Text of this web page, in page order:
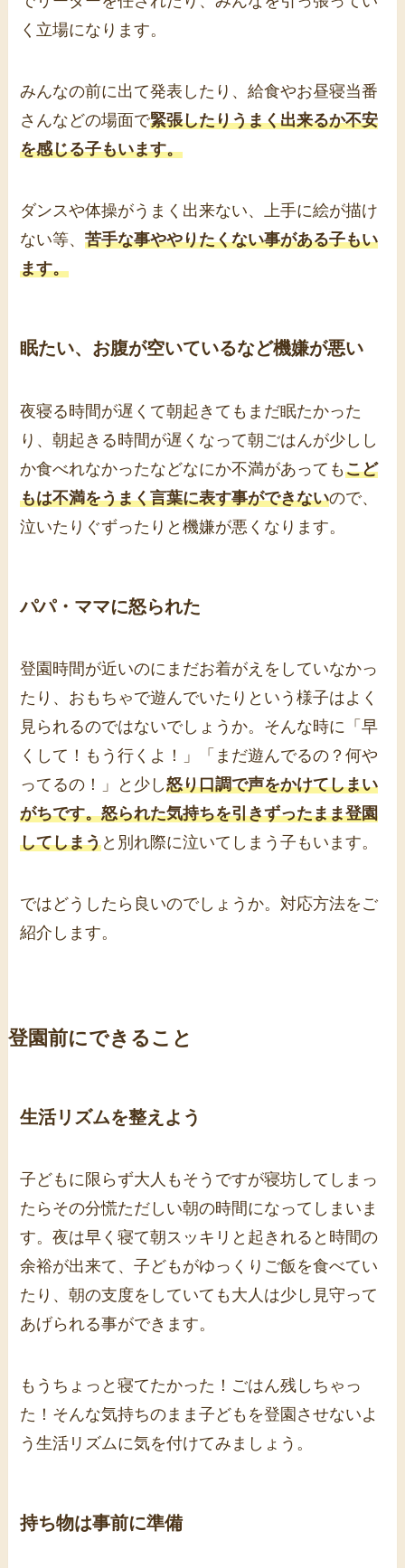
く立場になります。
みんなの前に出て発表したり、給食やお昼寝当番
さんなどの場面で緊張したりうまく出来るか不安
を感じる子もいます。
ダンスや体操がうまく出来ない、上手に絵が描け
ない等、苦手な事ややりたくない事がある子もい
ます。
眠たい、お腹が空いているなど機嫌が悪い
夜寝る時間が遅くて朝起きてもまだ眠たかった
り、朝起きる時間が遅くなって朝ごはんが少しし
か食べれなかったなどなにか不満があってもこど
もは不満をうまく言葉に表す事ができないので、
泣いたりぐずったりと機嫌が悪くなります。
パパ・ママに怒られた
登園時間が近いのにまだお着がえをしていなかっ
たり、おもちゃで遊んでいたりという様子はよく
見られるのではないでしょうか。そんな時に「早
くして！もう行くよ！」「まだ遊んでるの？何や
ってるの！」と少し怒り口調で声をかけてしまい
がちです。怒られた気持ちを引きずったまま登園
してしまうと別れ際に泣いてしまう子もいます。
ではどうしたら良いのでしょうか。対応方法をご
紹介します。
登園前にできること
生活リズムを整えよう
子どもに限らず大人もそうですが寝坊してしまっ
たらその分慌ただしい朝の時間になってしまいま
す。夜は早く寝て朝スッキリと起きれると時間の
余裕が出来て、子どもがゆっくりご飯を食べてい
たり、朝の支度をしていても大人は少し見守って
あげられる事ができます。
もうちょっと寝てたかった！ごはん残しちゃっ
た！そんな気持ちのまま子どもを登園させないよ
う生活リズムに気を付けてみましょう。
持ち物は事前に準備